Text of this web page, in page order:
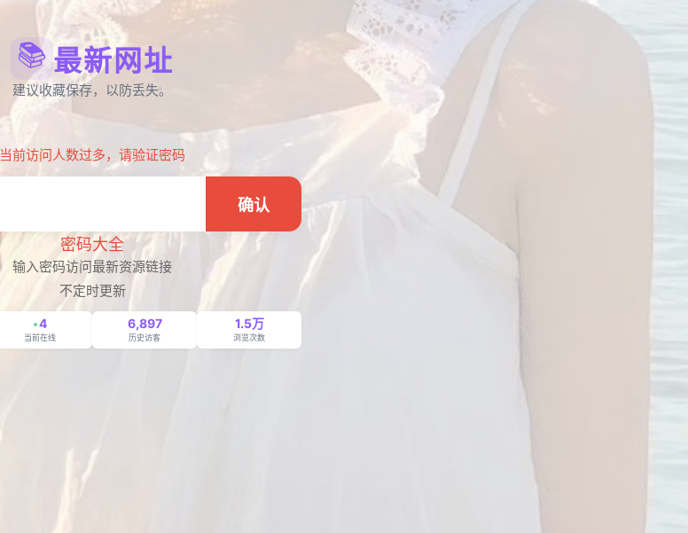
📚 最新网址
建议收藏保存，以防丢失。
当前访问人数过多，请验证密码
确认
密码大全
输入密码访问最新资源链接
不定时更新
4
当前在线
6,897
历史访客
1.5万
浏览次数